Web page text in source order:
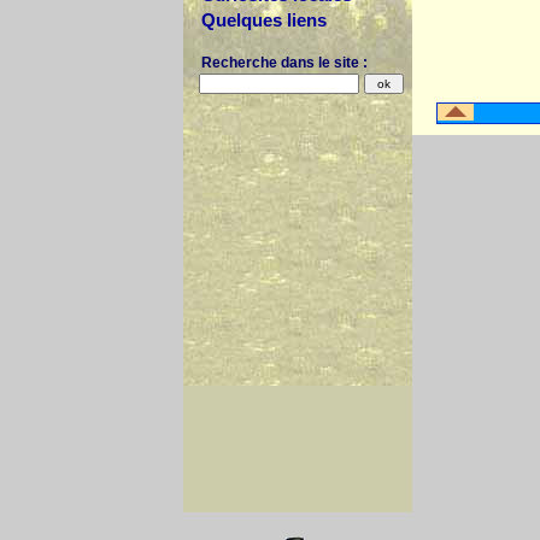
Quelques liens
Recherche dans le site :